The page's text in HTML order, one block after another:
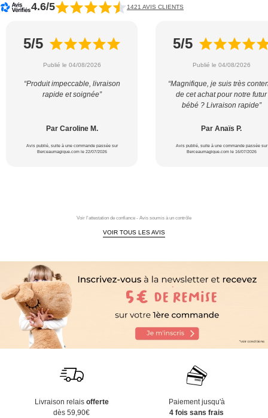
4.6/5 1421 AVIS CLIENTS
5/5
Publié le 04/08/2026
“Produit impeccable, livraison
rapide et soignée”
Par Caroline M.
Avis publié, suite à une commande passée sur
Berceaumagique.com le 22/07/2026
5/5
Publié le 04/08/2026
“Magnifique, je suis très
de cet achat pour notre futur
bébé ? Livraison rapide”
Par Anaïs P.
Avis publié, suite à une commande passée sur
Berceaumagique.com le 16/07/2026
Voir l'attestation de confiance - Avis soumis à un contrôle
VOIR TOUS LES AVIS
Livraison relais offerte
dès 59,90€
Paiement jusqu'à
4 fois sans frais